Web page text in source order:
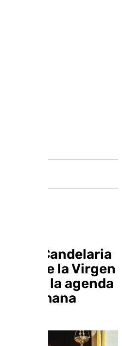
de la Candelaria
de la Virgen
la agenda
de semana